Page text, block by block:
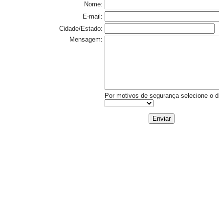
Nome:
E-mail:
Cidade/Estado:
Mensagem:
Por motivos de segurança selecione o